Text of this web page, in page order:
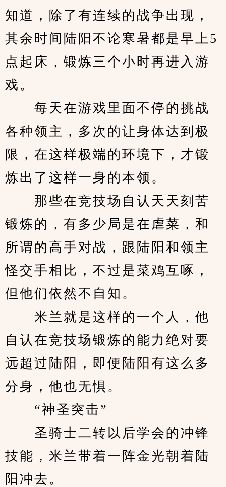
知道，除了有连续的战争出现，
其余时间陆阳不论寒暑都是早上5
点起床，锻炼三个小时再进入游
戏。
每天在游戏里面不停的挑战
各种领主，多次的让身体达到极
限，在这样极端的环境下，才锻
炼出了这样一身的本领。
那些在竞技场自认天天刻苦
锻炼的，有多少局是在虐菜，和
所谓的高手对战，跟陆阳和领主
怪交手相比，不过是菜鸡互啄，
但他们依然不自知。
米兰就是这样的一个人，他
自认在竞技场锻炼的能力绝对要
远超过陆阳，即便陆阳有这么多
分身，他也无惧。
“神圣突击”
圣骑士二转以后学会的冲锋
技能，米兰带着一阵金光朝着陆
阳冲去。